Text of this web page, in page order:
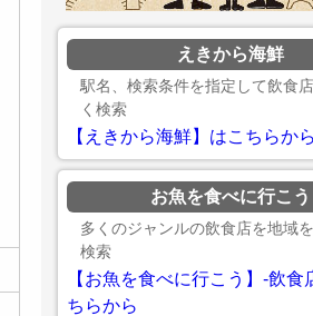
えきから海鮮
駅名、検索条件を指定して飲食
く検索
【えきから海鮮】はこちらから
お魚を食べに行こう
多くのジャンルの飲食店を地域
検索
【お魚を食べに行こう】-飲食
ちらから